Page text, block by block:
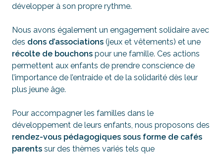
développer à son propre rythme.
Nous avons également un engagement solidaire avec
des dons d’associations (jeux et vêtements) et une
récolte de bouchons pour une famille. Ces actions
permettent aux enfants de prendre conscience de
l’importance de l’entraide et de la solidarité dès leur
plus jeune âge.
Pour accompagner les familles dans le
développement de leurs enfants, nous proposons des
rendez-vous pédagogiques sous forme de cafés
parents sur des thèmes variés tels que